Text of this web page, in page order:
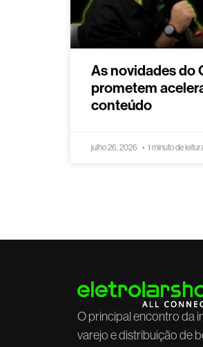
As novidades do
prometem
conteúdo
julho 26, 2026 1 minuto de
O principal encontro da
varejo e distribuição de